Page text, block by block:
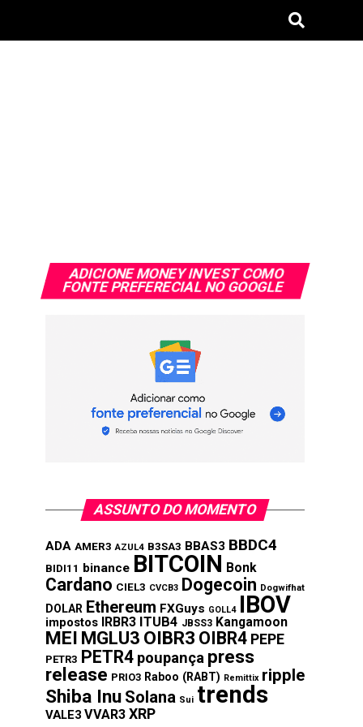
ADICIONE MONEY INVEST COMO
FONTE PREFERECIAL NO GOOGLE
ASSUNTO DO MOMENTO
ADA AMER3 AZUL4 B3SA3 BBAS3 BBDC4
BIDI11 binance BITCOIN Bonk
Cardano CIEL3 CVCB3 Dogecoin Dogwifhat
DOLAR Ethereum FXGuys GOLL4 IBOV
impostos IRBR3 ITUB4 JBSS3 Kangamoon
MEI MGLU3 OIBR3 OIBR4 PEPE
PETR3 PETR4 poupança press
release PRIO3 Raboo (RABT) Remittix ripple
Shiba Inu Solana Sui trends
VALE3 VVAR3 XRP